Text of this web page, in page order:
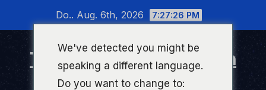
wechseln
Do.. Aug. 6th, 2026 7:27:26 PM
Timeline Bad Kreuznach
Infonetzwerk für Bad Kreuznach
We've detected you might be
speaking a different language.
Do you want to change to: